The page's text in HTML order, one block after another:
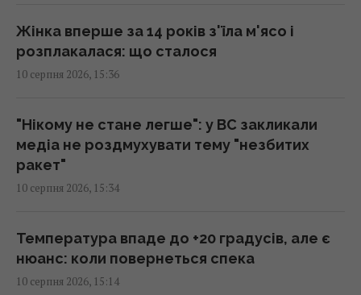
депутат
15:33 понеділок, 10 серпня 2026
агроекспорт з України слідом за морським,
– ISW
15:32 понеділок, 10 серпня 2026
ракети: як працюватиме "Купол
Мікеланджело", - експерт
15:32 понеділок, 10 серпня 2026
Жінка вперше за 14 років з'їла м'ясо і
розплакалася: що сталося
10 серпня 2026, 15:36
"Нікому не стане легше": у ВС закликали
медіа не роздмухувати тему "незбитих
ракет"
10 серпня 2026, 15:34
Температура впаде до +20 градусів, але є
нюанс: коли повернеться спека
10 серпня 2026, 15:14